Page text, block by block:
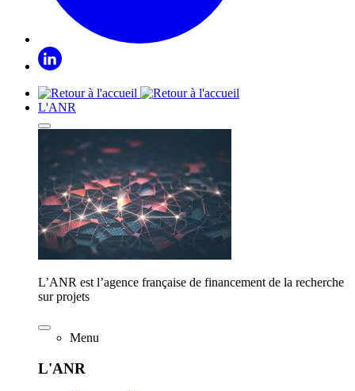
L'ANR
L’ANR est l’agence française de financement de la recherche
sur projets
Menu
L'ANR